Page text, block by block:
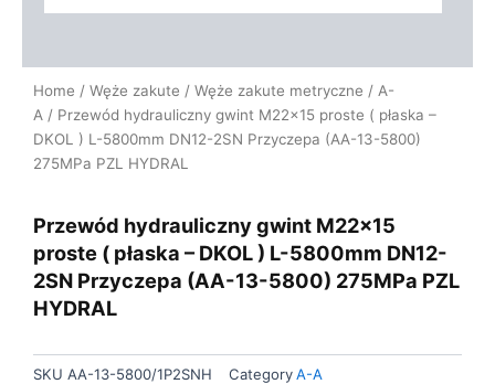
Home / Węże zakute / Węże zakute metryczne / A-
A / Przewód hydrauliczny gwint M22x15 proste ( płaska –
DKOL ) L-5800mm DN12-2SN Przyczepa (AA-13-5800)
275MPa PZL HYDRAL
Przewód hydrauliczny gwint M22x15
proste ( płaska – DKOL ) L-5800mm DN12-
2SN Przyczepa (AA-13-5800) 275MPa PZL
HYDRAL
SKU AA-13-5800/1P2SNH CategoryA-A